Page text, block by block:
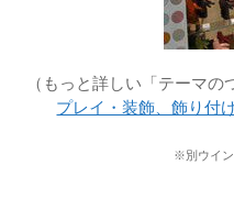
（もっと詳しい「テーマ
プレイ・装飾、飾り付
※別ウイ